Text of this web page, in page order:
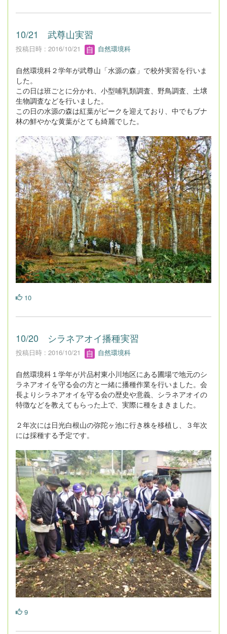
10/21 武尊山実習
投稿日時 : 2016/10/21 自然環境科
自然環境科２学年が武尊山「水源の森」で校外実習を行いま
した。
この日は班ごとに分かれ、小型哺乳類調査、野鳥調査、土壌
生物調査などを行いました。
この日の水源の森は紅葉がピークを迎えており、中でもブナ
林の鮮やかな黄葉がとても綺麗でした。
10
10/20 シラネアオイ播種実習
投稿日時 : 2016/10/21 自然環境科
自然環境科１学年が片品村東小川地区にある圃場で地元のシ
ラネアオイを守る会の方と一緒に播種作業を行いました。会
長よりシラネアオイを守る会の歴史や意義、シラネアオイの
特徴などを教えてもらった上で、実際に種をまきました。
２年次には日光白根山の弥陀ヶ池に行き株を移植し、３年次
には採種する予定です。
9